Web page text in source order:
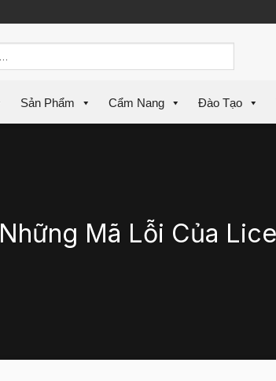
Sản Phẩm Cẩm Nang Đào Tạo
Những Mã Lỗi Của